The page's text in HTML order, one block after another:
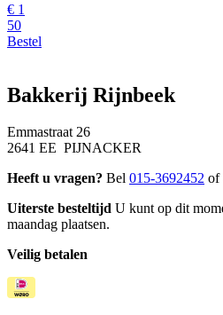
€ 1
50
Bestel
Bakkerij Rijnbeek
Emmastraat 26
2641 EE PIJNACKER
Heeft u vragen? Bel 015-3692452 of
Uiterste besteltijd U kunt op dit
maandag plaatsen.
Veilig betalen